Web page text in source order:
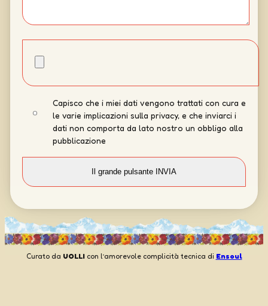
Capisco che i miei dati vengono trattati con cura e
le varie implicazioni sulla privacy, e che inviarci i
dati non comporta da lato nostro un obbligo alla
pubblicazione
Curato da UOLLIcon l’amorevole complicità tecnica di Ensoul